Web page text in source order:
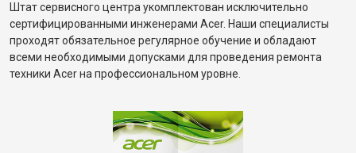
Штат сервисного центра укомплектован исключительно
сертифицированными инженерами Acer. Наши специалисты
проходят обязательное регулярное обучение и обладают
всеми необходимыми допусками для проведения ремонта
техники Acer на профессиональном уровне.